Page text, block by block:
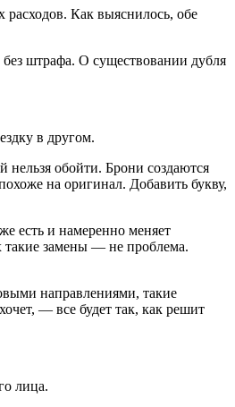
Как выяснилось, обе
без штрафа. О существовании дубля
в другом.
нельзя обойти. Брони создаются
на оригинал. Добавить букву,
есть и намеренно меняет
замены — не проблема.
направлениями, такие
— все будет так, как решит
лица.